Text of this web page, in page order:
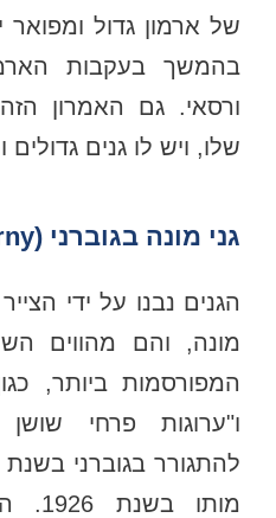
של ארמון גדול ומפואר
בהמשך בעקבות
ורסאי. גם האמרון
שלו, ויש לו גנים גדולים
גני מונה בגוברני (Giverny)
הגנים נבנו על ידי
מונה, והם מהווים
המפורסמות ביותר,
ו"ערוגות פרחי